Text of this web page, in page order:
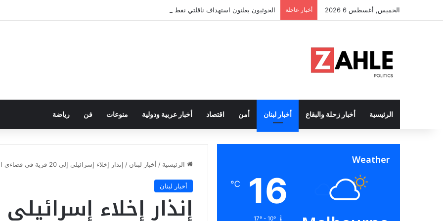
الخميس, أغسطس 6 2026 أخبار عاجلة الحوثيون يعلنون استهداف ناقلتي نفط سعوديتين
الرئيسية أخبار زحلة والبقاع أخبار لبنان أمن اقتصاد أخبار عربية ودولية منوعات فن رياضة
الرئيسية / أخبار لبنان / إنذار إخلاء إسرائيلي إلى 20 قرية في قضاءي النبطية وجزين جنوبي لبنان
أخبار لبنان
Weather
16
℃
17º - 10º